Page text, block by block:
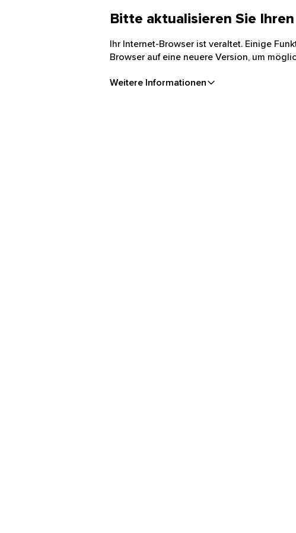
Bitte aktualisieren Sie
Ihr Internet-Browser ist veraltet. Einige
Browser auf eine neuere Version, um
Weitere Informationen